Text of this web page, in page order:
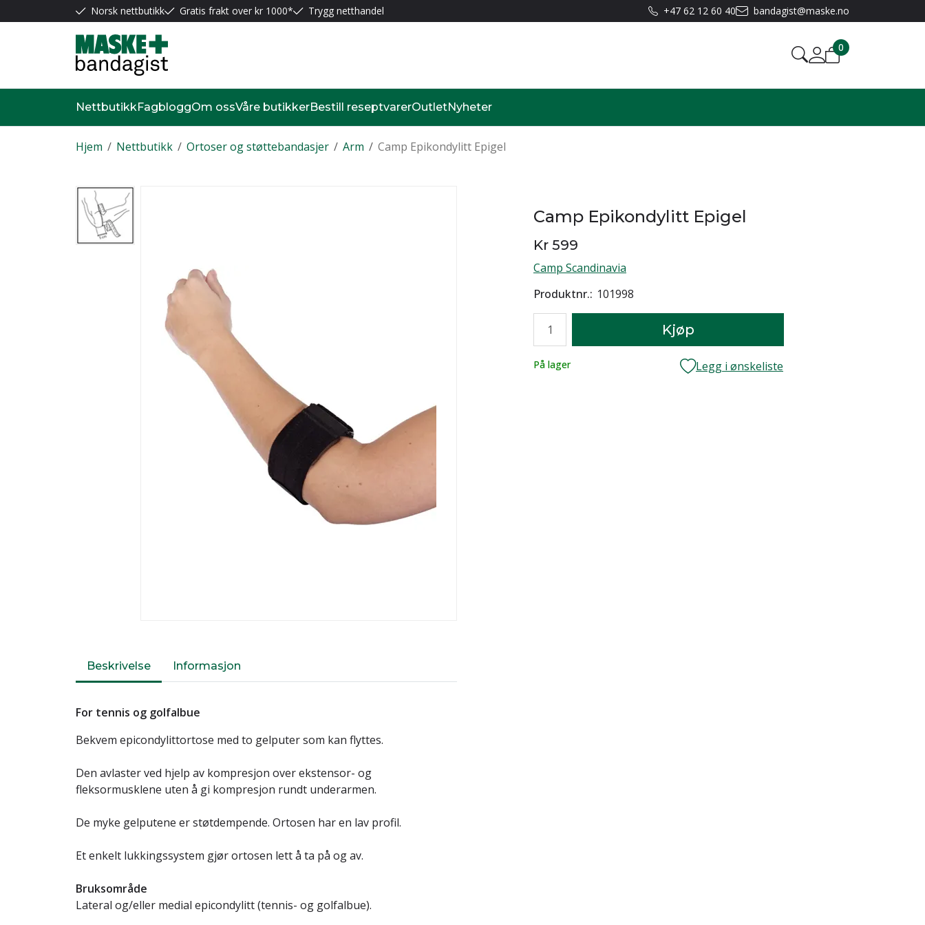
Norsk nettbutikk Gratis frakt over kr 1000* Trygg netthandel +47 62 12 60 40 bandagist@maske.no
0
NettbutikkFagbloggOm ossVåre butikkerBestill reseptvarerOutletNyheter
/
Hjem /
Nettbutikk /
Ortoser og støttebandasjer /
Arm Camp Epikondylitt Epigel
Camp Epikondylitt Epigel
Kr 599
Camp Scandinavia
Produktnr. 101998
Kjøp
Lager
På lager Legg i ønskeliste
Beskrivelse Informasjon
For tennis og golfalbue
Bekvem epicondylittortose med to gelputer som kan flyttes.
Den avlaster ved hjelp av kompresjon over ekstensor- og
fleksormusklene uten å gi kompresjon rundt underarmen.
De myke gelputene er støtdempende. Ortosen har en lav profil.
Et enkelt lukkingssystem gjør ortosen lett å ta på og av.
Bruksområde
Lateral og/eller medial epicondylitt (tennis- og golfalbue).